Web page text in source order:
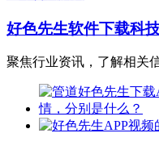
好色先生软件下载科
聚焦行业资讯，了解相关